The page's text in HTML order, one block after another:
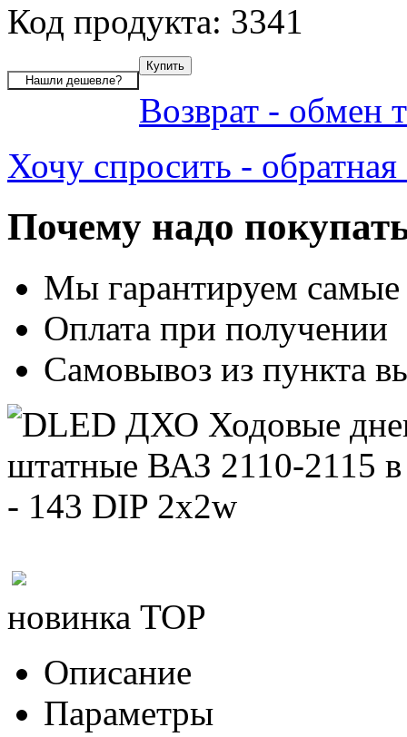
Код продукта: 3341
Возврат - обмен
Хочу спросить - обратная
Почему надо
Мы гарантируем
Оплата при получении
Самовывоз из пункта
новинка TOP
Описание
Параметры